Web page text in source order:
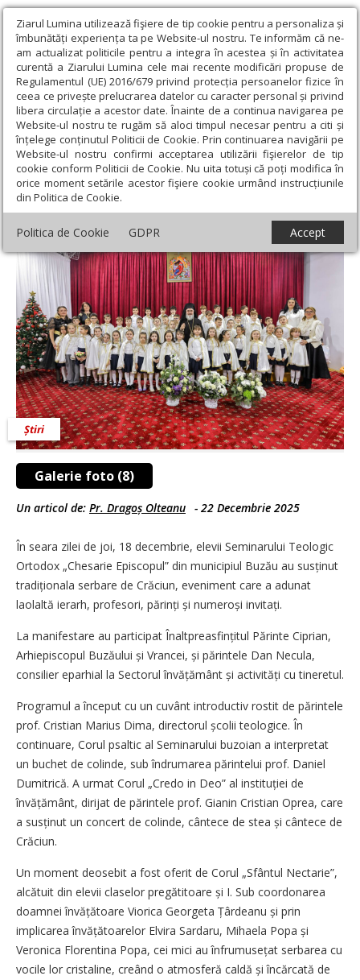
Ziarul Lumina utilizează fişiere de tip cookie pentru a personaliza și
îmbunătăți experiența ta pe Website-ul nostru. Te informăm că ne-
am actualizat politicile pentru a integra în acestea și în activitatea
curentă a Ziarului Lumina cele mai recente modificări propuse de
Regulamentul (UE) 2016/679 privind protecția persoanelor fizice în
ceea ce privește prelucrarea datelor cu caracter personal și privind
libera circulație a acestor date. Înainte de a continua navigarea pe
Website-ul nostru te rugăm să aloci timpul necesar pentru a citi și
înțelege conținutul Politicii de Cookie. Prin continuarea navigării pe
Website-ul nostru confirmi acceptarea utilizării fişierelor de tip
cookie conform Politicii de Cookie. Nu uita totuși că poți modifica în
orice moment setările acestor fişiere cookie urmând instrucțiunile
din Politica de Cookie.
Politica de Cookie GDPR Accept
Ziarul Lumina › Actualitate religioasă › Știri › Serbarea de
Crăciun a seminariștilor buzoieni
Serbarea de Crăciun a seminariștilor
buzoieni
Galerie foto (8)
Știri
Un articol de: Pr. Dragoș Olteanu - 22 Decembrie 2025
În seara zilei de joi, 18 decembrie, elevii Seminarului Teologic
Ortodox „Chesarie Episcopul” din municipiul Buzău au susținut
tradiționala serbare de Crăciun, eveniment care a adunat
laolaltă ierarh, profesori, părinți și numeroși invitați.
La manifestare au participat Înaltpreasfințitul Părinte Ciprian,
Arhiepiscopul Buzăului și Vrancei, și părintele Dan Necula,
consilier eparhial la Sectorul învățământ și activități cu tineretul.
Programul a început cu un cuvânt introductiv rostit de părintele
prof. Cristian Marius Dima, directorul școlii teologice. În
continuare, Corul psaltic al Seminarului buzoian a interpretat
un buchet de colinde, sub îndrumarea părintelui prof. Daniel
Dumitrică. A urmat Corul „Credo in Deo” al instituției de
învățământ, dirijat de părintele prof. Gianin Cristian Oprea, care
a susținut un concert de colinde, cântece de stea și cântece de
Crăciun.
Un moment deosebit a fost oferit de Corul „Sfântul Nectarie”,
alcătuit din elevii claselor pregătitoare și I. Sub coordonarea
doamnei învățătoare Viorica Georgeta Țârdeanu și prin
implicarea învățătoarelor Elvira Sardaru, Mihaela Popa și
Veronica Florentina Popa, cei mici au înfrumusețat serbarea cu
vocile lor cristaline, creând o atmosferă caldă și încărcată de